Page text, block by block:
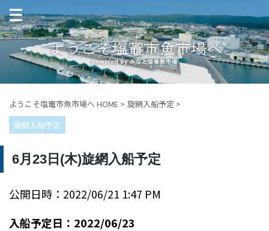
ようこそ塩竈市魚市場へ HOME > 旋網入船予定 >
旋網入船予定
6月23日(木)旋網入船予定
公開日時：2022/06/21 1:47 PM
入船予定日：2022/06/23